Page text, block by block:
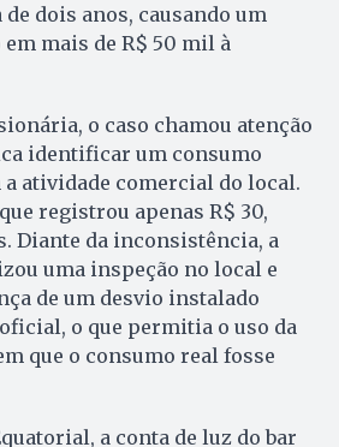
dois anos, causando um
mais de R$ 50 mil à
o caso chamou atenção
identificar um consumo
atividade comercial do local.
registrou apenas R$ 30,
Diante da inconsistência, a
uma inspeção no local e
de um desvio instalado
o que permitia o uso da
que o consumo real fosse
a conta de luz do bar